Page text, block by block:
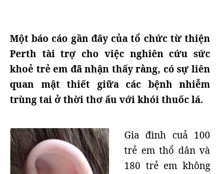
Một báo cáo gần đây của tổ chức từ thiện
Perth tài trợ cho việc nghiên cứu sức
khoẻ trẻ em đã nhận thấy rằng, có sự liên
quan mật thiết giữa các bệnh nhiễm
trùng tai ở thời thơ ấu với khói thuốc lá.
Gia đình cuả 100
trẻ em thổ dân và
180 trẻ em không